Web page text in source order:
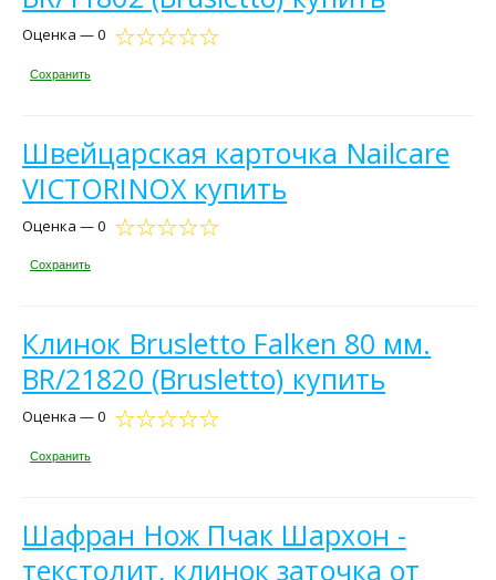
Оценка — 0
Сохранить
Швейцарская карточка Nailcare
VICTORINOX купить
Оценка — 0
Сохранить
Клинок Brusletto Falken 80 мм.
BR/21820 (Brusletto) купить
Оценка — 0
Сохранить
Шафран Нож Пчак Шархон -
текстолит, клинок заточка от